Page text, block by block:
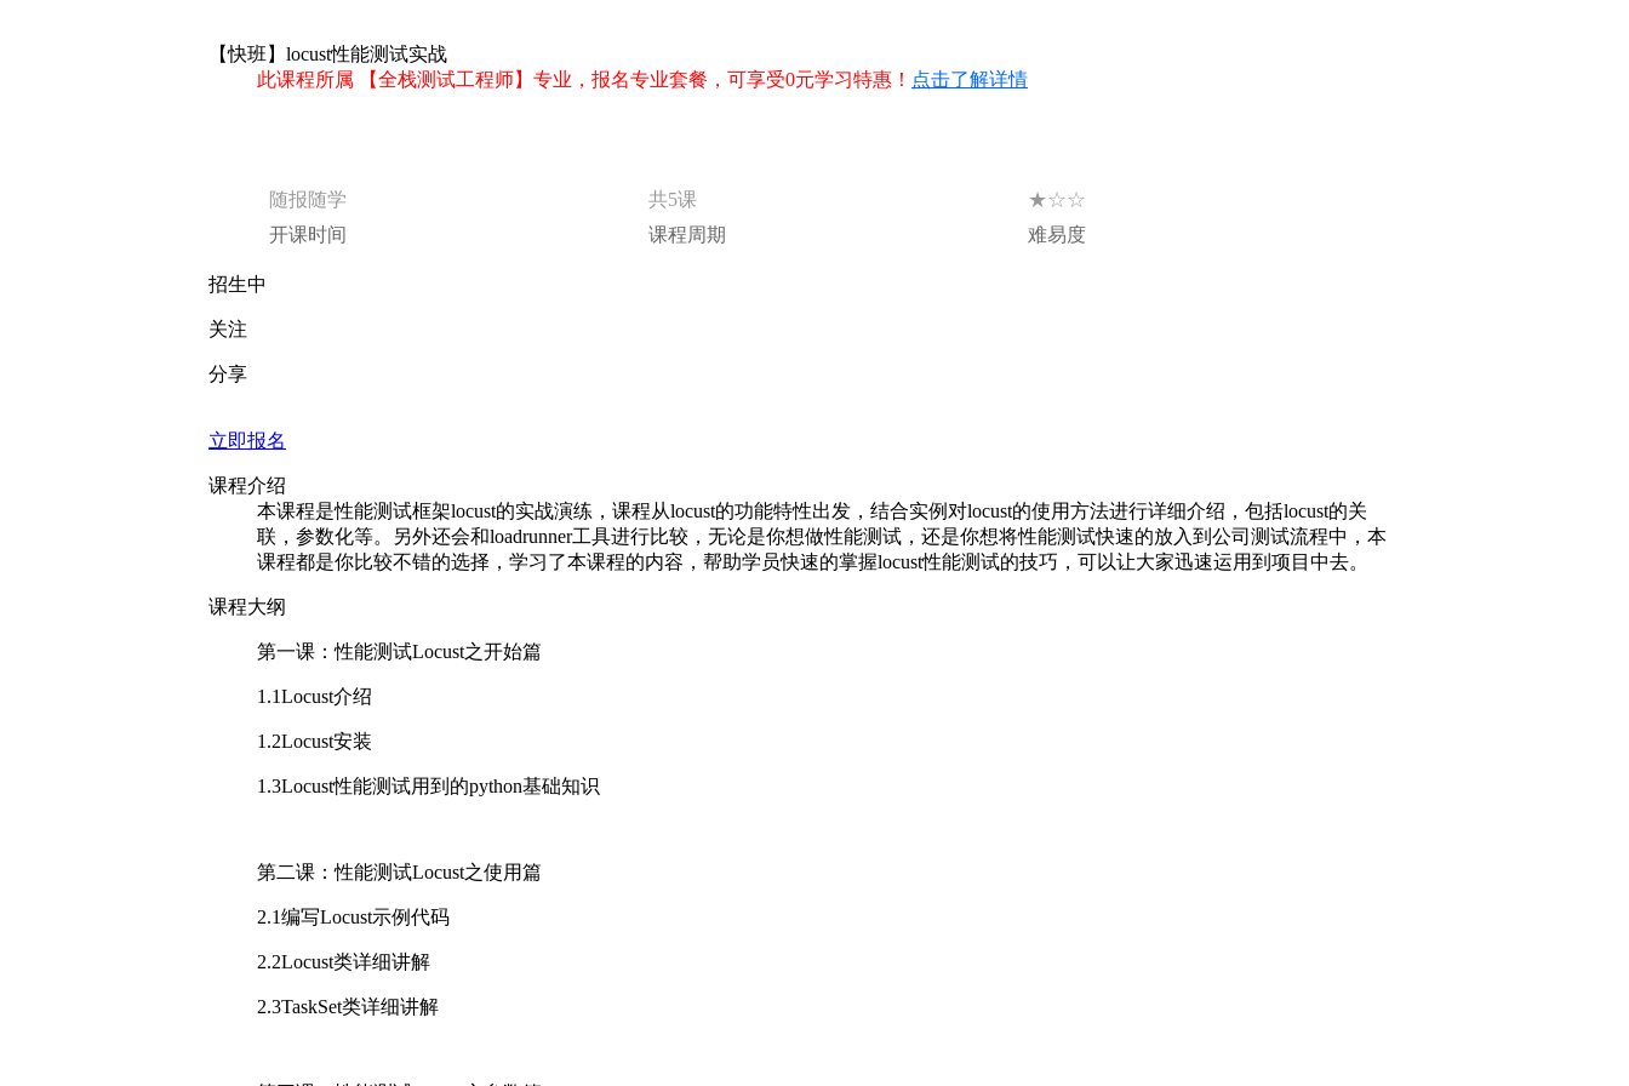
【快班】locust性能测试实战
此课程所属 【全栈测试工程师】专业，报名专业套餐，可享受0元学习特惠！ 点击了解详情
随报随学 共5课 ★☆☆
开课时间 课程周期 难易度
招生中
关注
分享
立即报名
课程介绍
本课程是性能测试框架locust的实战演练，课程从locust的功能特性出发，结合实例对locust的使用方法进行详细介绍，包括locust的关
联，参数化等。另外还会和loadrunner工具进行比较，无论是你想做性能测试，还是你想将性能测试快速的放入到公司测试流程中，本
课程都是你比较不错的选择，学习了本课程的内容，帮助学员快速的掌握locust性能测试的技巧，可以让大家迅速运用到项目中去。
课程大纲
第一课：性能测试Locust之开始篇
1.1Locust介绍
1.2Locust安装
1.3Locust性能测试用到的python基础知识
第二课：性能测试Locust之使用篇
2.1编写Locust示例代码
2.2Locust类详细讲解
2.3TaskSet类详细讲解